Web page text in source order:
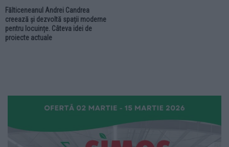
Fălticeneanul Andrei Candrea
creează și dezvoltă spații moderne
pentru locuințe. Câteva idei de
proiecte actuale